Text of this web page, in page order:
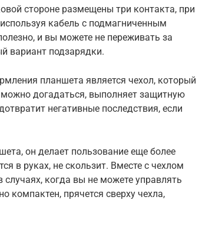
стороне размещены три контакта, при
кабель с подмагниченным
и вы можете не переживать за
вариант подзарядки.
планшета является чехол, который
догадаться, выполняет защитную
негативные последствия, если
он делает пользование еще более
в руках, не скользит. Вместе с чехлом
случаях, когда вы не можете управлять
прячется сверху чехла,